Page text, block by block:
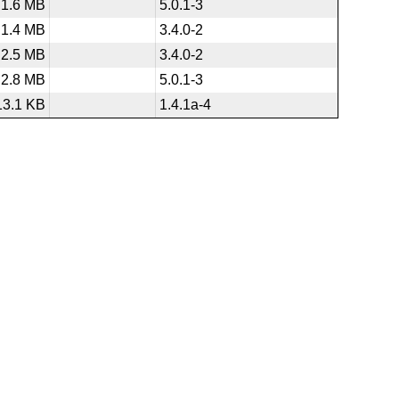
1.6 MB
5.0.1-3
1.4 MB
3.4.0-2
2.5 MB
3.4.0-2
2.8 MB
5.0.1-3
KB
1.4.1a-4